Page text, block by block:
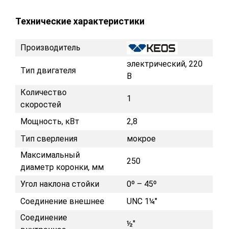
Технические характеристики
Производитель
Тип двигателя
электрический, 220
В
Количество
скоростей
1
Мощность, кВт
2,8
Тип сверления
мокрое
Максимальный
диаметр коронки, мм
250
Угол наклона стойки
0º – 45º
Соединение внешнее
UNC 1¼"
Соединение
½"